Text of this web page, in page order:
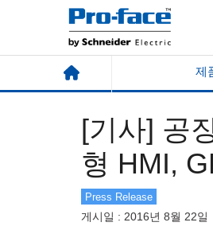
제
[기사] 공
형 HMI,
Press Release
게시일 : 2016년 8월 22일